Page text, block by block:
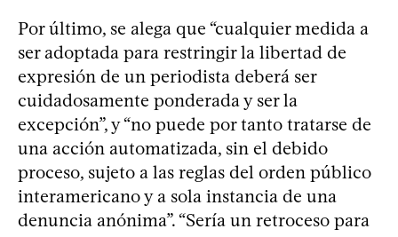
Por último, se alega que “cualquier medida a
ser adoptada para restringir la libertad de
expresión de un periodista deberá ser
cuidadosamente ponderada y ser la
excepción”, y “no puede por tanto tratarse de
una acción automatizada, sin el debido
proceso, sujeto a las reglas del orden público
interamericano y a sola instancia de una
denuncia anónima”. “Sería un retroceso para